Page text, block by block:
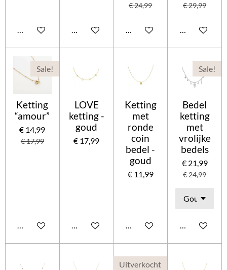
Houd mij op de hoogteIn winkelwagen
€ 24,99
Houd mij op de hoogte
€ 29,99
In
Sale!
Ketting
“amour”
€ 14,99
€ 17,99
In winkelwagen
LOVE
ketting -
goud
€ 17,99
In winkelwagen
Ketting
met
ronde
coin
bedel -
goud
€ 11,99
In winkelwagen
Sale!
Bedel
ketting
met
vrolijke
bedels
€ 21,99
€ 24,99
In
Uitverkocht